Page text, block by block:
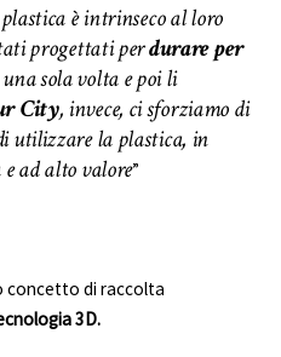
è intrinseco al loro
progettati perdurare per
sola volta e poi li
City, invece, ci sforziamo di
utilizzare la plastica, in
ad alto valore”
concetto di raccolta
3D.